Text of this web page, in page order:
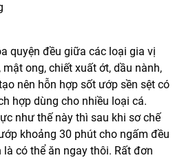
quyện đều giữa các loại gia vị
ong, chiết xuất ớt, dầu nành,
nên hỗn hợp sốt ướp sền sệt có
hợp dùng cho nhiều loại cá.
như thế này thì sau khi sơ chế
khoảng 30 phút cho ngấm đều
có thể ăn ngay thôi. Rất đơn